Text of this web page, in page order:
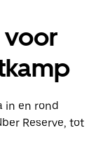
voor
in en rond
Reserve, tot